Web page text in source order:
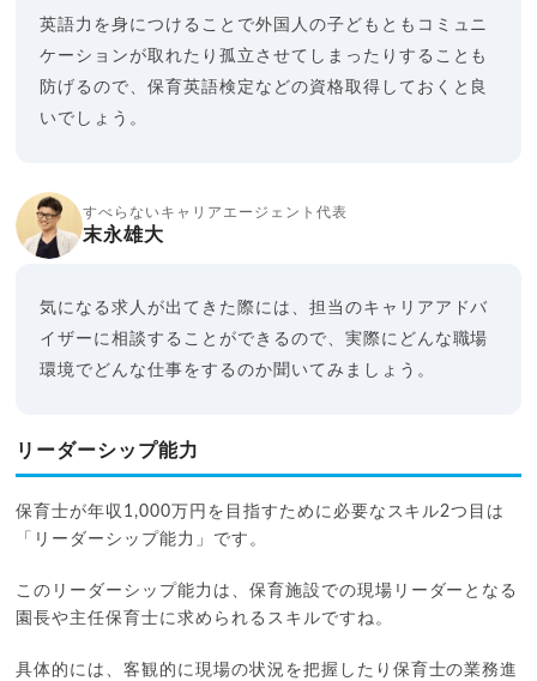
英語力を身につけることで外国人の子どもともコミュニ
ケーションが取れたり孤立させてしまったりすることも
防げるので、保育英語検定などの資格取得しておくと良
いでしょう。
すべらないキャリアエージェント代表
末永雄大
気になる求人が出てきた際には、担当のキャリアアドバ
イザーに相談することができるので、実際にどんな職場
環境でどんな仕事をするのか聞いてみましょう。
リーダーシップ能力
保育士が年収1,000万円を目指すために必要なスキル2つ目は
「リーダーシップ能力」です。
このリーダーシップ能力は、保育施設での現場リーダーとなる
園長や主任保育士に求められるスキルですね。
具体的には、客観的に現場の状況を把握したり保育士の業務進